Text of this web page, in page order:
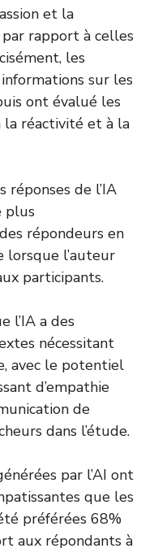
et la
rapport à celles
les
sur les
ont évalué les
la réactivité et à la
de l’IA
plus
répondeurs en
lorsque l’auteur
participants.
l’IA a des
nécessitant
avec le potentiel
d’empathie
de
dans l’étude.
par l’AI ont
que les
préférées 68%
aux répondants à